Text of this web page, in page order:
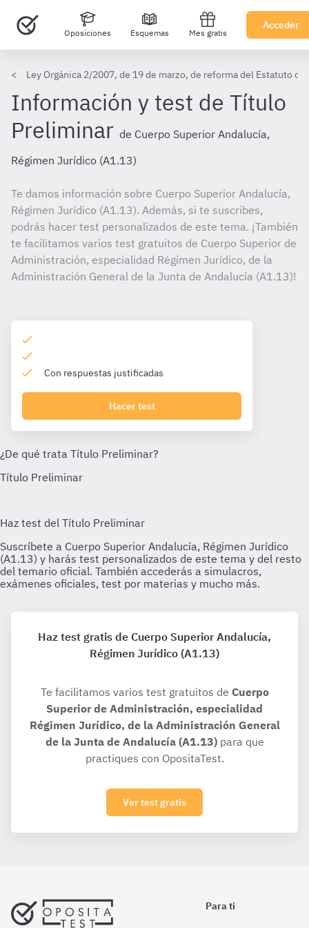
Oposiciones Esquemas Mes gratis
Acceder
Ley Orgánica 2/2007, de 19 de marzo, de reforma del Estatuto
Información y test de Título
Preliminar de Cuerpo Superior Andalucía,
Régimen Jurídico (A1.13)
Te damos información sobre Cuerpo Superior Andalucía,
Régimen Jurídico (A1.13). Además, si te suscribes,
podrás hacer test personalizados de este tema. ¡También
te facilitamos varios test gratuitos de Cuerpo Superior de
Administración, especialidad Régimen Jurídico, de la
Administración General de la Junta de Andalucía (A1.13)!
Con respuestas justificadas
Hacer test
Haz test gratis de Cuerpo Superior Andalucía,
Régimen Jurídico (A1.13)
Te facilitamos varios test gratuitos de Cuerpo
Superior de Administración, especialidad
Régimen Jurídico, de la Administración General
de la Junta de Andalucía (A1.13)para que
practiques con OpositaTest.
Ver test gratis
Para ti